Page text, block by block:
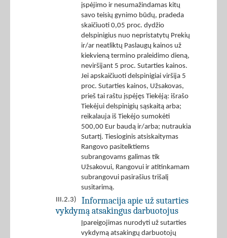
įspėjimo ir nesumažindamas kitų
savo teisių gynimo būdų, pradeda
skaičiuoti 0,05 proc. dydžio
delspinigius nuo nepristatytų Prekių
ir/ar neatliktų Paslaugų kainos už
kiekvieną termino praleidimo dieną,
neviršijant 5 proc. Sutarties kainos.
Jei apskaičiuoti delspinigiai viršija 5
proc. Sutarties kainos, Užsakovas,
prieš tai raštu įspėjęs Tiekėją: išrašo
Tiekėjui delspinigių sąskaitą arba;
reikalauja iš Tiekėjo sumokėti
500,00 Eur baudą ir/arba; nutraukia
Sutartį. Tiesioginis atsiskaitymas
Rangovo pasitelktiems
subrangovams galimas tik
Užsakovui, Rangovui ir atitinkamam
subrangovui pasirašius trišalį
susitarimą.
III.2.3)
Informacija apie už sutarties
vykdymą atsakingus darbuotojus
Įpareigojimas nurodyti už sutarties
vykdymą atsakingų darbuotojų